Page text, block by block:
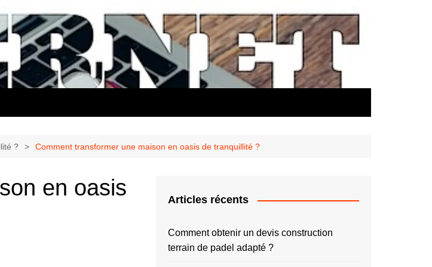
? Comment transformer une maison en oasis de tranquillité ?
en oasis
Articles récents
Comment obtenir un devis construction
terrain de padel adapté ?